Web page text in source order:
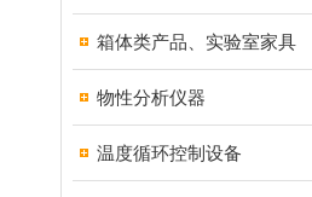
箱体类产品、实验室家具
物性分析仪器
温度循环控制设备